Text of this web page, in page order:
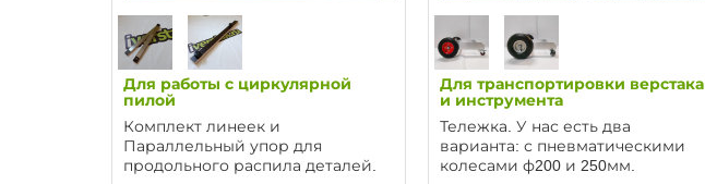
Для работы с циркулярной
пилой
Комплект линеек и
Параллельный упор для
продольного распила деталей.
Для транспортировки верстака
и инструмента
Тележка. У нас есть два
варианта: с пневматическими
колесами ф200 и 250мм.